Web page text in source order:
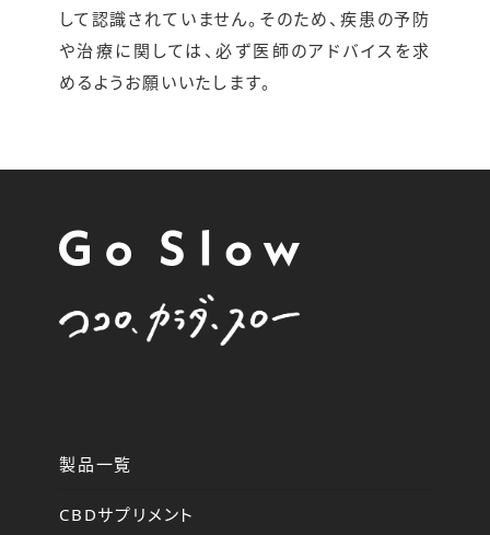
して認識されていません。そのため、疾患の予防
や治療に関しては、必ず医師のアドバイスを求
めるようお願いいたします。
製品一覧
CBDサプリメント